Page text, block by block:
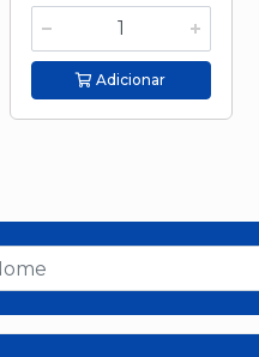
Adicionar